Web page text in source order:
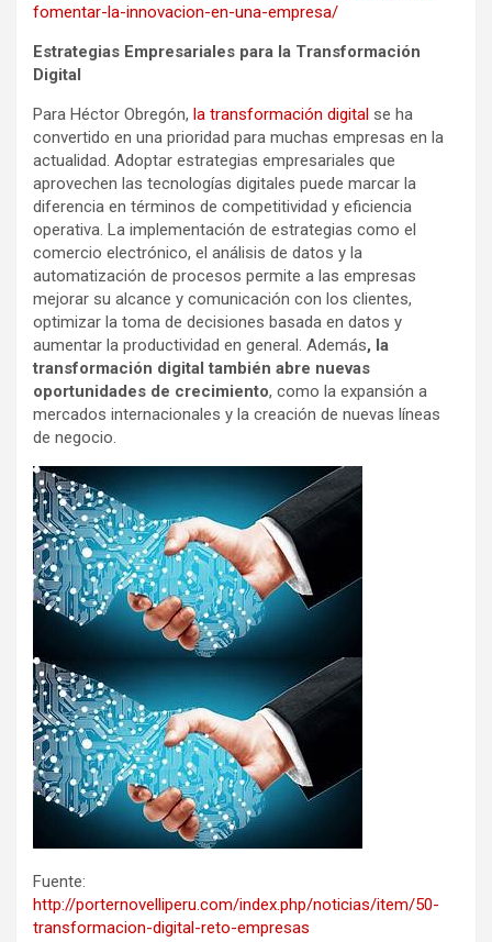
fomentar-la-innovacion-en-una-empresa/
Estrategias Empresariales para la Transformación
Digital
Para Héctor Obregón, la transformación digital se ha
convertido en una prioridad para muchas empresas en la
actualidad. Adoptar estrategias empresariales que
aprovechen las tecnologías digitales puede marcar la
diferencia en términos de competitividad y eficiencia
operativa. La implementación de estrategias como el
comercio electrónico, el análisis de datos y la
automatización de procesos permite a las empresas
mejorar su alcance y comunicación con los clientes,
optimizar la toma de decisiones basada en datos y
aumentar la productividad en general. Además, la
transformación digital también abre nuevas
oportunidades de crecimiento, como la expansión a
mercados internacionales y la creación de nuevas líneas
de negocio.
Fuente:
http://porternovelliperu.com/index.php/noticias/item/50-
transformacion-digital-reto-empresas